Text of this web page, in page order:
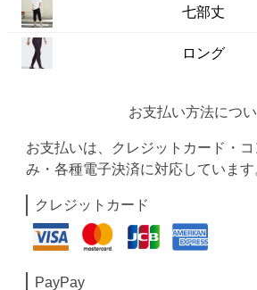
七部丈
ロング
お支払い方法につ
お支払いは、クレジットカード・
み・各種電子決済に対応しています
クレジットカード
PayPay